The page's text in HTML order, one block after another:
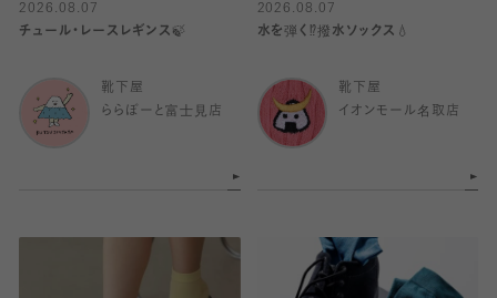
2026.08.07
チュール・レースレギンス🍃
靴下屋
ららぽーと富士見店
2026.08.07
水を弾く⁉️撥水ソックス💧
靴下屋
イオンモール名取店